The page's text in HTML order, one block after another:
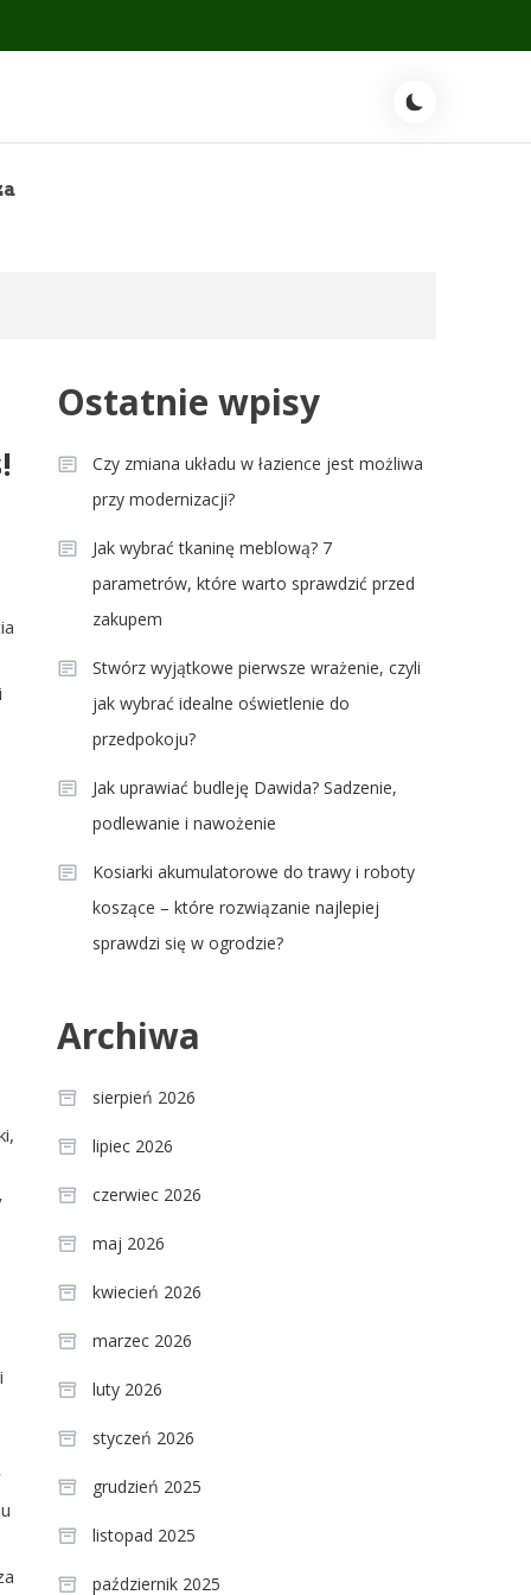
Ostatnie wpisy
Czy zmiana układu w łazience jest możliwa
przy modernizacji?
Jak wybrać tkaninę meblową? 7
parametrów, które warto sprawdzić przed
zakupem
Stwórz wyjątkowe pierwsze wrażenie, czyli
jak wybrać idealne oświetlenie do
przedpokoju?
Jak uprawiać budleję Dawida? Sadzenie,
podlewanie i nawożenie
Kosiarki akumulatorowe do trawy i roboty
koszące – które rozwiązanie najlepiej
sprawdzi się w ogrodzie?
Archiwa
sierpień 2026
lipiec 2026
czerwiec 2026
maj 2026
kwiecień 2026
marzec 2026
luty 2026
styczeń 2026
grudzień 2025
listopad 2025
październik 2025